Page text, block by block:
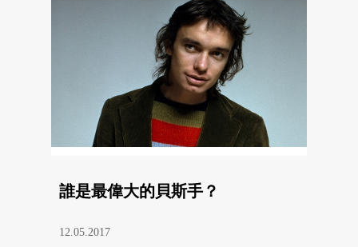
誰是最偉大的貝斯手？
12.05.2017